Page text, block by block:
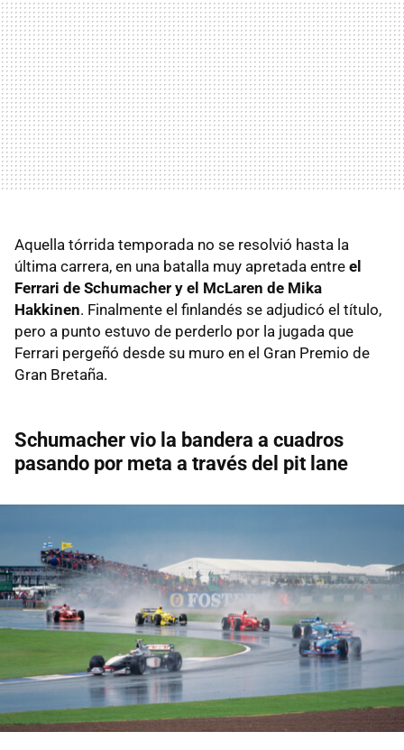
Aquella tórrida temporada no se resolvió hasta la
última carrera, en una batalla muy apretada entre el
Ferrari de Schumacher y el McLaren de Mika
Hakkinen. Finalmente el finlandés se adjudicó el título,
pero a punto estuvo de perderlo por la jugada que
Ferrari pergeñó desde su muro en el Gran Premio de
Gran Bretaña.
Schumacher vio la bandera a cuadros
pasando por meta a través del pit lane